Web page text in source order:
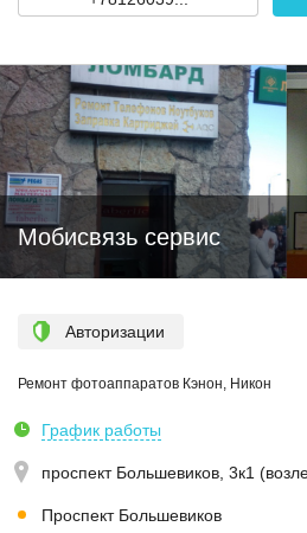
Мобисвязь сервис
Авторизации
Ремонт фотоаппаратов Кэнон, Никон
График работы
проспект Большевиков, 3к1
Проспект Большевиков